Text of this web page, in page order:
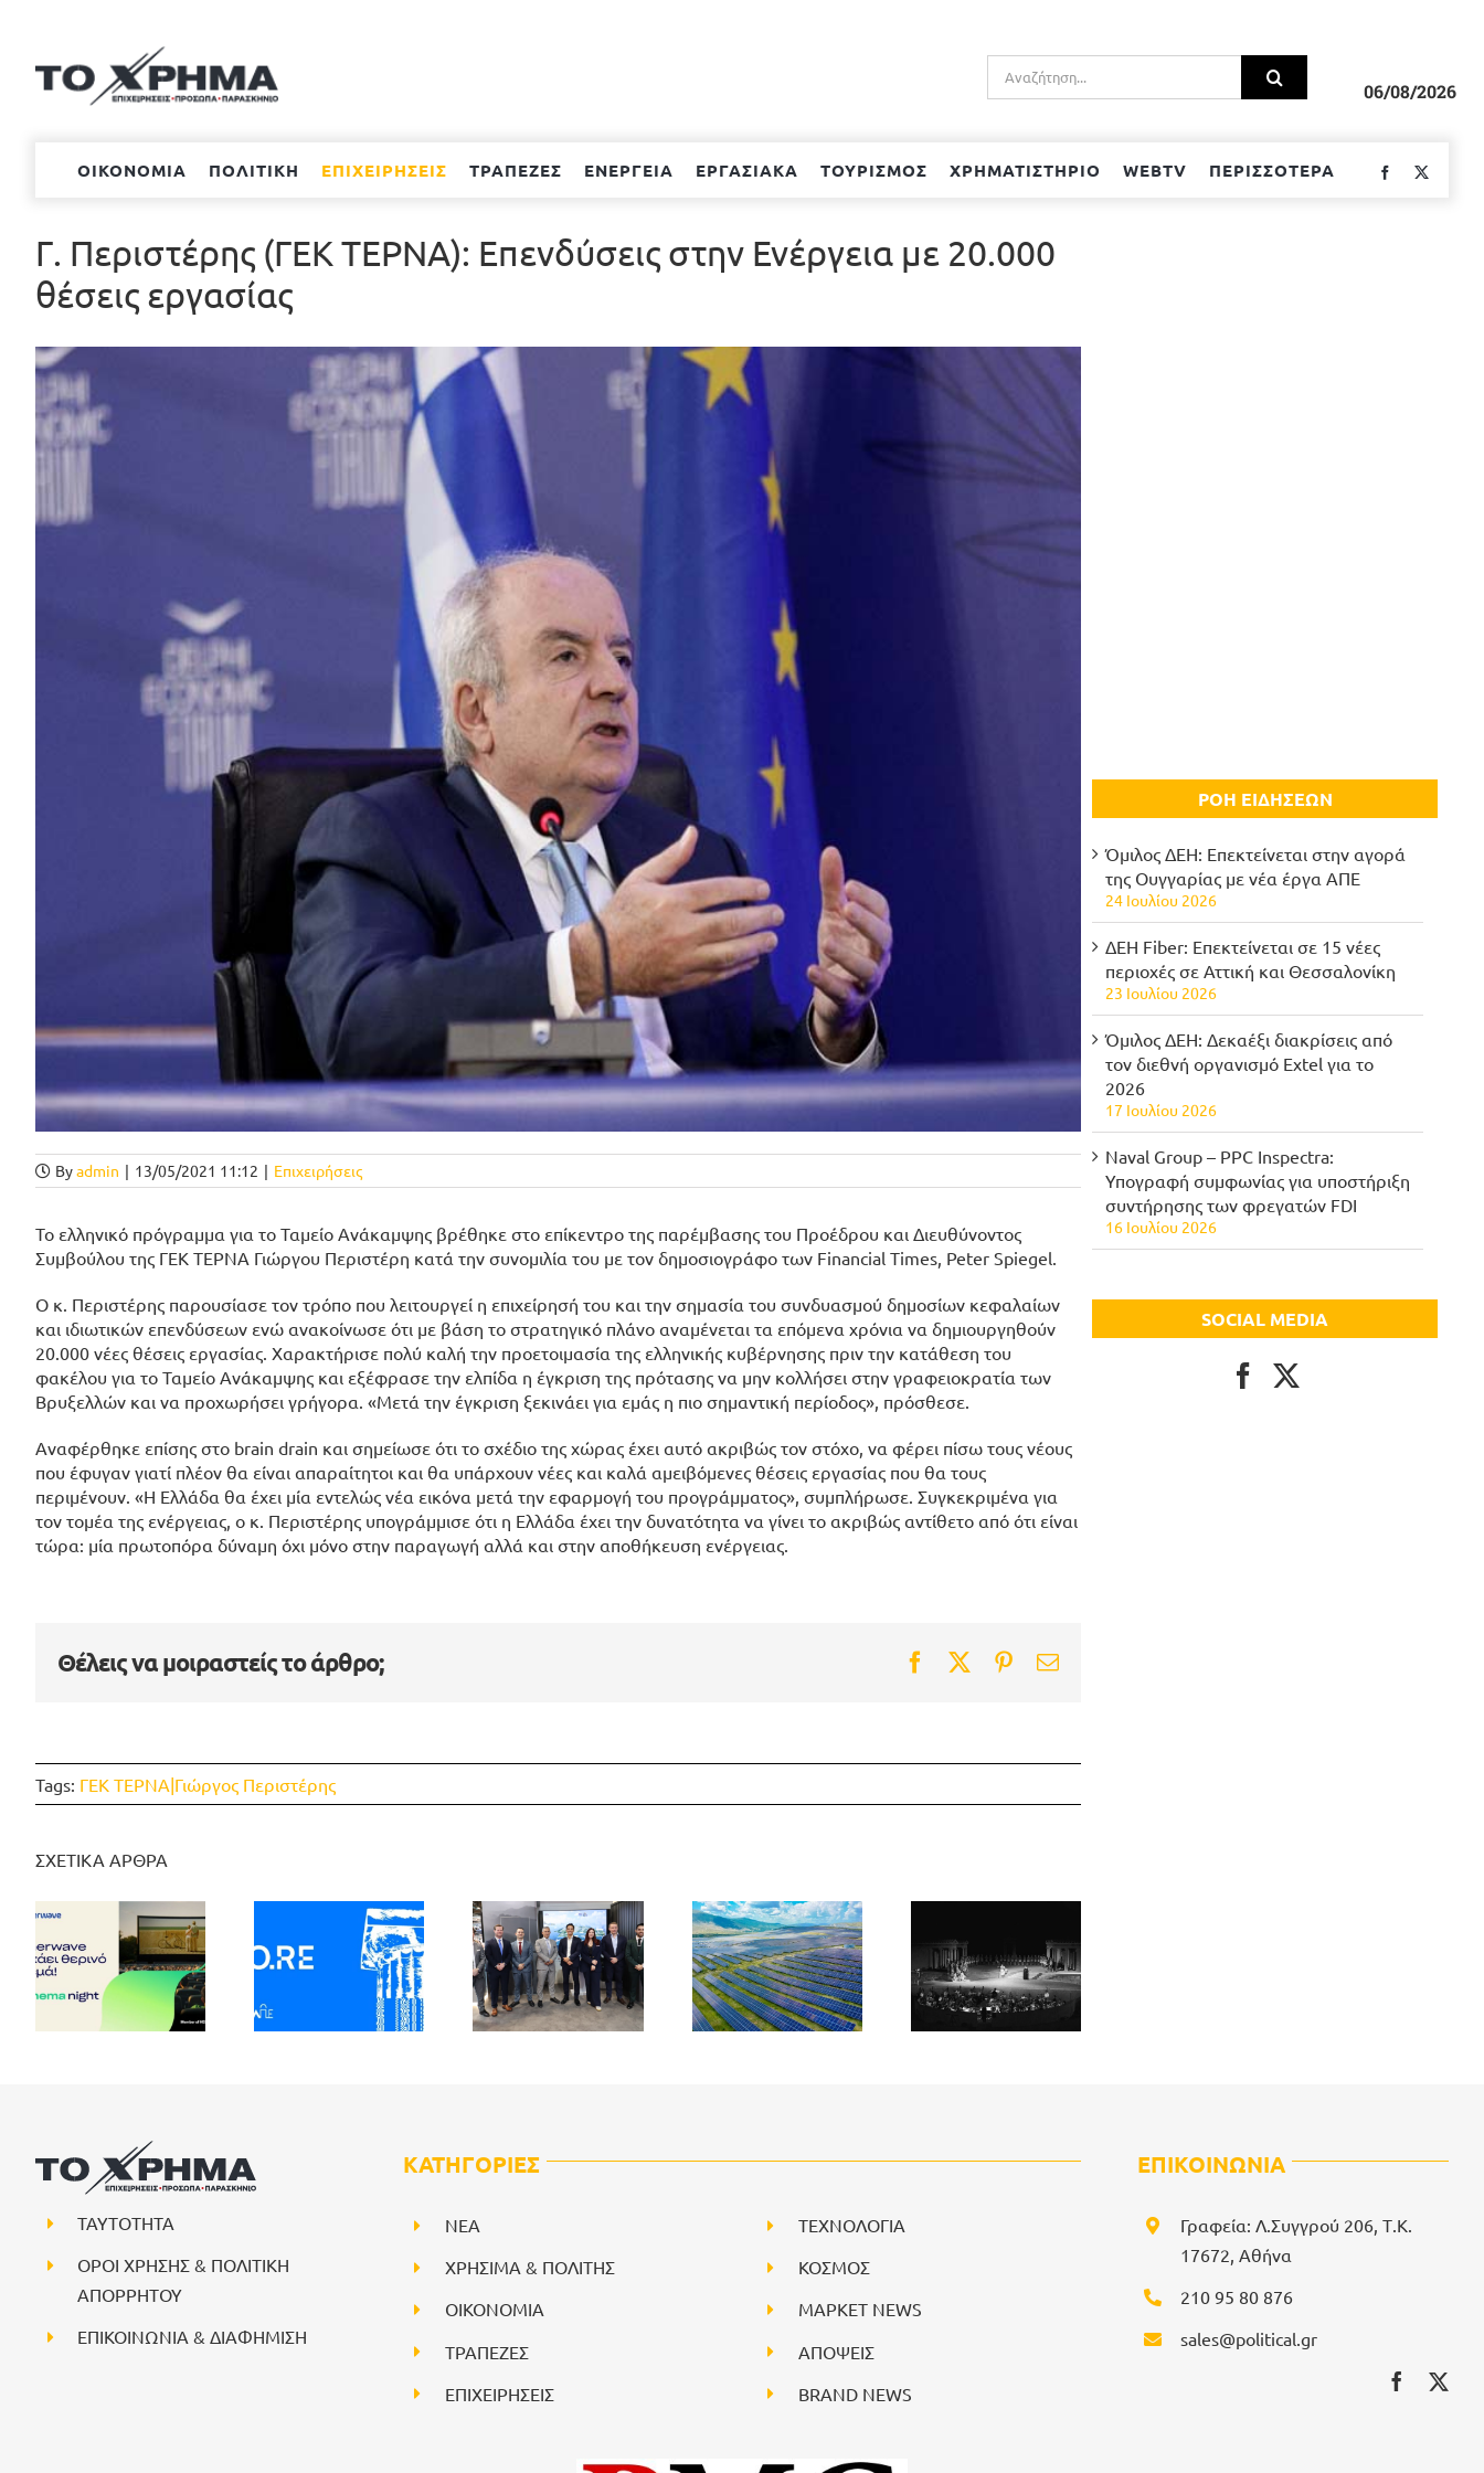
περιεχόμενο
Αναζήτηση
για:
06/08/2026
ΟΙΚΟΝΟΜΙΑ ΠΟΛΙΤΙΚΗ ΕΠΙΧΕΙΡΗΣΕΙΣ ΤΡΑΠΕΖΕΣ ΕΝΕΡΓΕΙΑ ΕΡΓΑΣΙΑΚΑ ΤΟΥΡΙΣΜΟΣ ΧΡΗΜΑΤΙΣΤΗΡΙΟ WEBTV ΠΕΡΙΣΣΟΤΕΡΑ Facebook
Γ. Περιστέρης (ΓΕΚ ΤΕΡΝΑ): Επενδύσεις στην Ενέργεια με 20.000
θέσεις εργασίας
Προβολή
μεγαλύτερης
εικόνας
Byadmin | 13/05/2021 11:12 | Επιχειρήσεις
Το ελληνικό πρόγραμμα για το Ταμείο Ανάκαμψης βρέθηκε στο επίκεντρο της παρέμβασης του Προέδρου και Διευθύνοντος
Συμβούλου της ΓΕΚ ΤΕΡΝΑ Γιώργου Περιστέρη κατά την συνομιλία του με τον δημοσιογράφο των Financial Times, Peter Spiegel.
Ο κ. Περιστέρης παρουσίασε τον τρόπο που λειτουργεί η επιχείρησή του και την σημασία του συνδυασμού δημοσίων κεφαλαίων
και ιδιωτικών επενδύσεων ενώ ανακοίνωσε ότι με βάση το στρατηγικό πλάνο αναμένεται τα επόμενα χρόνια να δημιουργηθούν
20.000 νέες θέσεις εργασίας. Χαρακτήρισε πολύ καλή την προετοιμασία της ελληνικής κυβέρνησης πριν την κατάθεση του
φακέλου για το Ταμείο Ανάκαμψης και εξέφρασε την ελπίδα η έγκριση της πρότασης να μην κολλήσει στην γραφειοκρατία των
Βρυξελλών και να προχωρήσει γρήγορα. «Μετά την έγκριση ξεκινάει για εμάς η πιο σημαντική περίοδος», πρόσθεσε.
Αναφέρθηκε επίσης στο brain drain και σημείωσε ότι το σχέδιο της χώρας έχει αυτό ακριβώς τον στόχο, να φέρει πίσω τους νέους
που έφυγαν γιατί πλέον θα είναι απαραίτητοι και θα υπάρχουν νέες και καλά αμειβόμενες θέσεις εργασίας που θα τους
περιμένουν. «Η Ελλάδα θα έχει μία εντελώς νέα εικόνα μετά την εφαρμογή του προγράμματος», συμπλήρωσε. Συγκεκριμένα για
τον τομέα της ενέργειας, ο κ. Περιστέρης υπογράμμισε ότι η Ελλάδα έχει την δυνατότητα να γίνει το ακριβώς αντίθετο από ότι είναι
τώρα: μία πρωτοπόρα δύναμη όχι μόνο στην παραγωγή αλλά και στην αποθήκευση ενέργειας.
Θέλεις να μοιραστείς το άρθρο; Facebook
TwitterPinterest
Email
Tags: ΓΕΚ ΤΕΡΝΑ|Γιώργος Περιστέρης
ΣΧΕΤΙΚΑ ΑΡΘΡΑ
ΡΟΗ ΕΙΔΗΣΕΩΝ
Όμιλος ΔΕΗ: Επεκτείνεται στην αγορά
της Ουγγαρίας με νέα έργα ΑΠΕ
24 Ιουλίου 2026
ΔΕΗ Fiber: Επεκτείνεται σε 15 νέες
περιοχές σε Αττική και Θεσσαλονίκη
23 Ιουλίου 2026
Όμιλος ΔΕΗ: Δεκαέξι διακρίσεις από
τον διεθνή οργανισμό Extel για το
2026
17 Ιουλίου 2026
Naval Group – PPC Inspectra:
Υπογραφή συμφωνίας για υποστήριξη
συντήρησης των φρεγατών FDI
16 Ιουλίου 2026
SOCIAL MEDIA
ΤΑΥΤΟΤΗΤΑ
ΟΡΟΙ ΧΡΗΣΗΣ & ΠΟΛΙΤΙΚΗ
ΑΠΟΡΡΗΤΟΥ
ΕΠΙΚΟΙΝΩΝΙΑ & ΔΙΑΦΗΜΙΣΗ
ΚΑΤΗΓΟΡΙΕΣ
NEA
ΧΡΗΣΙΜΑ & ΠΟΛΙΤΗΣ
ΟΙΚΟΝΟΜΙΑ
ΤΡΑΠΕΖΕΣ
ΕΠΙΧΕΙΡΗΣΕΙΣ
ΤΕΧΝΟΛΟΓΙΑ
ΚΟΣΜΟΣ
ΜΑΡΚΕΤ NEWS
ΑΠΟΨΕΙΣ
BRAND NEWS
ΕΠΙΚΟΙΝΩΝΙΑ
Γραφεία: Λ.Συγγρού 206, Τ.Κ.
17672, Αθήνα
210 95 80 876
sales@political.gr